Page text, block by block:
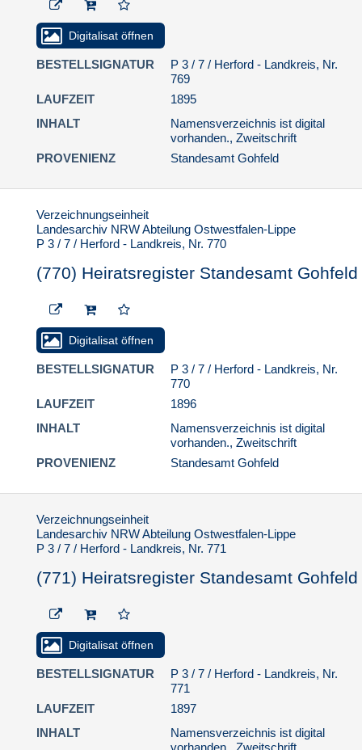
Digitalisat öffnen
BESTELLSIGNATUR
P 3 / 7 / Herford - Landkreis, Nr.
769
LAUFZEIT
1895
INHALT
Namensverzeichnis ist digital
vorhanden., Zweitschrift
PROVENIENZ
Standesamt Gohfeld
Verzeichnungseinheit
Landesarchiv NRW Abteilung Ostwestfalen-Lippe
P 3 / 7 / Herford - Landkreis, Nr. 770
(770) Heiratsregister Standesamt Gohfeld
Digitalisat öffnen
BESTELLSIGNATUR
P 3 / 7 / Herford - Landkreis, Nr.
770
LAUFZEIT
1896
INHALT
Namensverzeichnis ist digital
vorhanden., Zweitschrift
PROVENIENZ
Standesamt Gohfeld
Verzeichnungseinheit
Landesarchiv NRW Abteilung Ostwestfalen-Lippe
P 3 / 7 / Herford - Landkreis, Nr. 771
(771) Heiratsregister Standesamt Gohfeld
Digitalisat öffnen
BESTELLSIGNATUR
P 3 / 7 / Herford - Landkreis, Nr.
771
LAUFZEIT
1897
INHALT
Namensverzeichnis ist digital
vorhanden., Zweitschrift